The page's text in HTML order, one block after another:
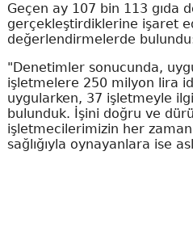
Geçen ay 107 bin 113 gıda
gerçekleştirdiklerine işaret
değerlendirmelerde
"Denetimler sonucunda,
işletmelere 250 milyon lira
uygularken, 37 işletmeyle
bulunduk. İşini doğru ve
işletmecilerimizin her
sağlığıyla oynayanlara ise